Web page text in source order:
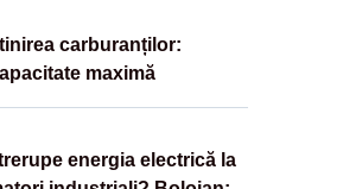
carburanților:
maximă
energia electrică la